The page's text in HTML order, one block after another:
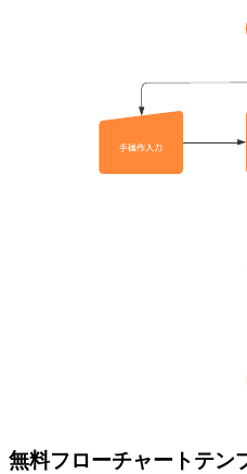
無料フローチャートテン